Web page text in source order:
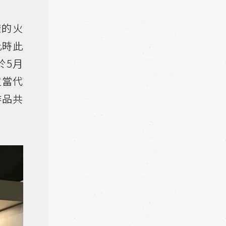
火
此
5月
代
共